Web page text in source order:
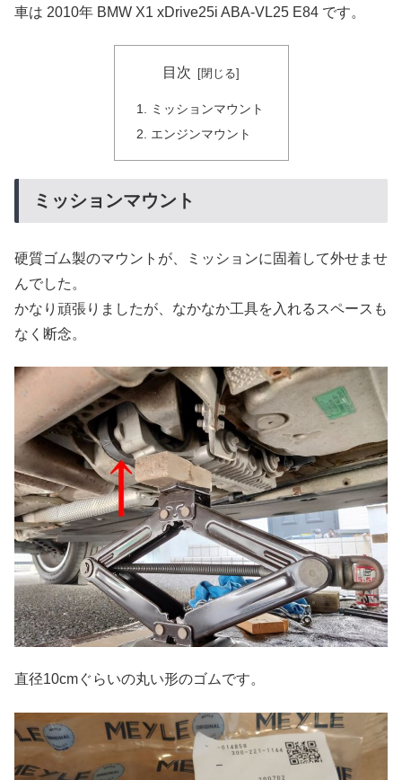
車は 2010年 BMW X1 xDrive25i ABA-VL25 E84 です。
目次
ミッションマウント
エンジンマウント
ミッションマウント
硬質ゴム製のマウントが、ミッションに固着して外せませ
んでした。
かなり頑張りましたが、なかなか工具を入れるスペースも
なく断念。
直径10cmぐらいの丸い形のゴムです。